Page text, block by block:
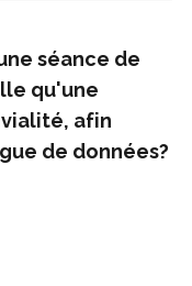
séance de
qu'une
afin
de données?